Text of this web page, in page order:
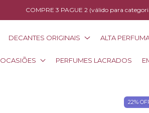
COMPRE 3 PAGUE 2 (válido para
DECANTES ORIGINAIS ALTA
OCASIÕES PERFUMES LACRADOS
22%